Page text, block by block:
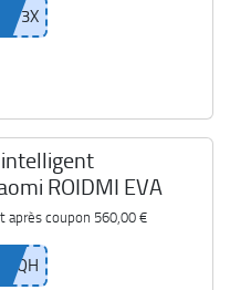
ROIDMI EVA
après coupon 560,00 €